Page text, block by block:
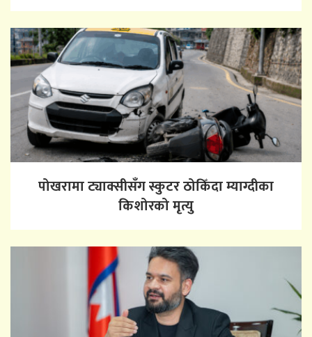
पोखरामा ट्याक्सीसँग स्कुटर ठोकिँदा म्याग्दीका
किशोरको मृत्यु